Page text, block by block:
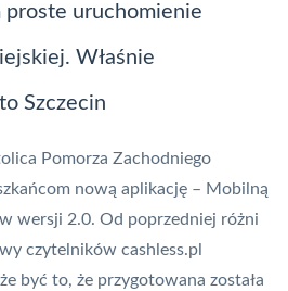
uruchomienie
Właśnie
Szczecin
Pomorza Zachodniego
nową aplikację – Mobilną
wersji 2.0. Od poprzedniej różni
czytelników cashless.pl
być to, że przygotowana została